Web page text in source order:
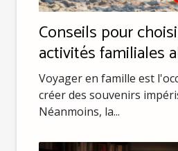
Conseils pour
activités familiales
voyage
Voyager en famille est
créer des souvenirs
Néanmoins, la...